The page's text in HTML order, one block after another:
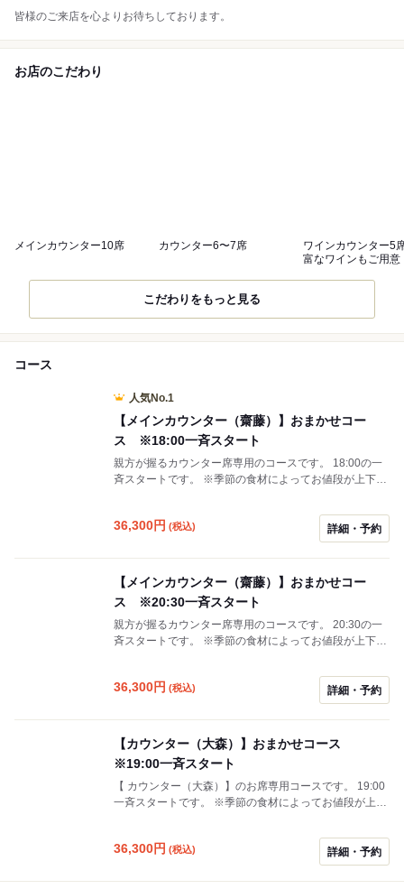
皆様のご来店を心よりお待ちしております。
お店のこだわり
メインカウンター10席 カウンター6〜7席
ワインカウンター5
富なワインもご用意
こだわりをもっと見る
コース
人気No.1
【メインカウンター（齋藤）】おまかせコー
ス ※18:00一斉スタート
親方が握るカウンター席専用のコースです。 18:00の一
斉スタートです。 ※季節の食材によってお値段が上下す
36,300円 (税込) 詳細・予約
【メインカウンター（齋藤）】おまかせコー
ス ※20:30一斉スタート
親方が握るカウンター席専用のコースです。 20:30の一
斉スタートです。 ※季節の食材によってお値段が上下す
36,300円 (税込) 詳細・予約
【カウンター（大森）】おまかせコース
※19:00一斉スタート
【 カウンター（大森）】のお席専用コースです。 19:00
一斉スタートです。 ※季節の食材によってお値段が上下
ださい。
36,300円 (税込) 詳細・予約